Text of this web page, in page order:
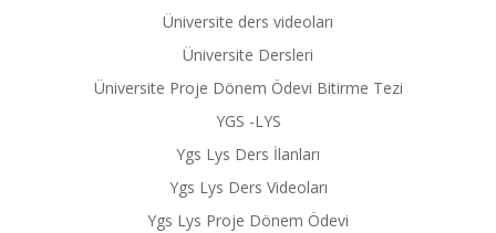
Üniversite ders videoları
Üniversite Dersleri
Üniversite Proje Dönem Ödevi Bitirme Tezi
YGS -LYS
Ygs Lys Ders İlanları
Ygs Lys Ders Videoları
Ygs Lys Proje Dönem Ödevi